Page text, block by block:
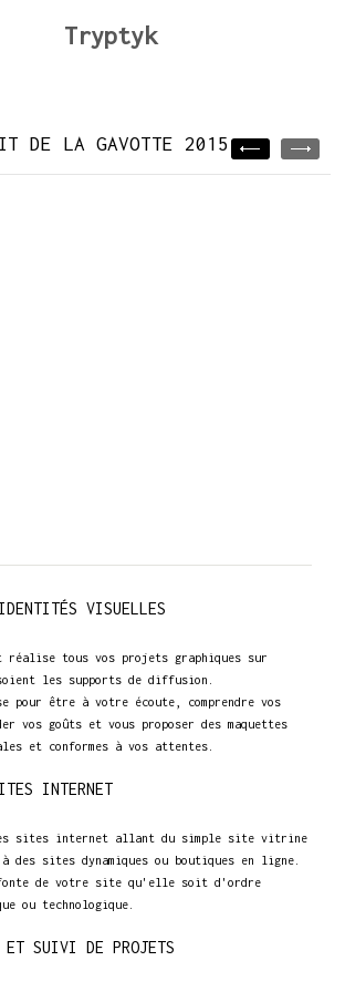
Tryptyk
DE LA GAVOTTE 2015
VISUELLES
réalise tous vos projets graphiques sur
les supports de diffusion.
pour être à votre écoute, comprendre vos
vos goûts et vous proposer des maquettes
et conformes à vos attentes.
INTERNET
sites internet allant du simple site vitrine
à des sites dynamiques ou boutiques en ligne.
de votre site qu'elle soit d'ordre
ou technologique.
ET SUIVI DE PROJETS